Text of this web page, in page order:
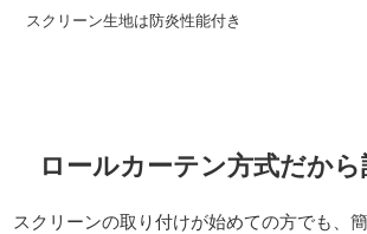
スクリーン生地は防炎性能付き
ロールカーテン方式だか
スクリーンの取り付けが始めての方でも、